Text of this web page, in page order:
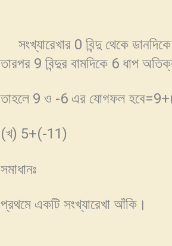
সংখ্যারেখার 0 বিন্দু থেকে
তারপর 9 বিন্দুর বামদিকে 6 ধাপ
তাহলে 9 ও -6 এর যোগফল
(খ) 5+(-11)
সমাধানঃ
প্রথমে একটি সংখ্যারেখা আঁকি।